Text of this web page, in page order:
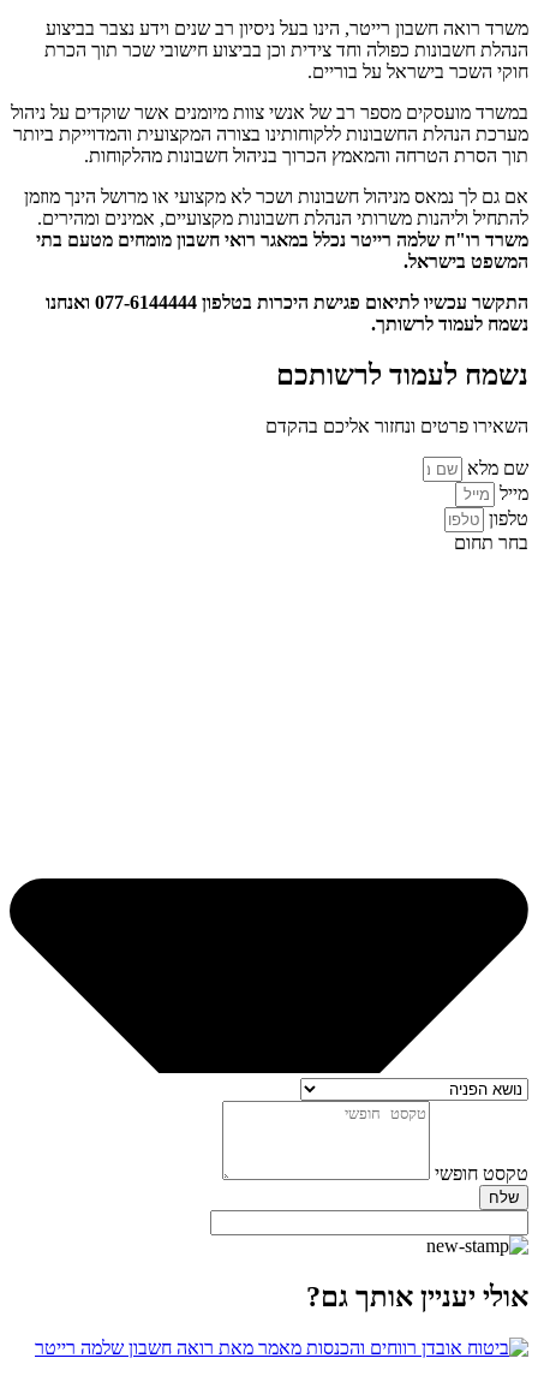
משרד רואה חשבון רייטר, הינו בעל ניסיון רב שנים וידע נצבר בביצוע
הנהלת חשבונות כפולה וחד צידית וכן בביצוע חישובי שכר תוך הכרת
חוקי השכר בישראל על בוריים.
במשרד מועסקים מספר רב של אנשי צוות מיומנים אשר שוקדים על ניהול
מערכת הנהלת החשבונות ללקוחותינו בצורה המקצועית והמדוייקת ביותר
תוך הסרת הטרחה והמאמץ הכרוך בניהול חשבונות מהלקוחות.
אם גם לך נמאס מניהול חשבונות ושכר לא מקצועי או מרושל הינך מוזמן
להתחיל וליהנות משרותי הנהלת חשבונות מקצועיים, אמינים ומהירים.
משרד רו"ח שלמה רייטר נכלל במאגר רואי חשבון מומחים מטעם בתי
המשפט בישראל.
התקשר עכשיו לתיאום פגישת היכרות בטלפון 077-6144444 ואנחנו
נשמח לעמוד לרשותך.
נשמח לעמוד לרשותכם
השאירו פרטים ונחזור אליכם בהקדם
שם מלא
מייל
טלפון
בחר תחום
טקסט חופשי
שלח
אולי יעניין אותך גם?